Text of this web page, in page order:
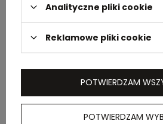
Wymiary
kartonu
zewnętrznego
(m)
kartonie
wewnętrznym
1
Analityczne pliki cookie
Reklamowe pliki cookie
POTWIERDZAM
POTWIERDZAM